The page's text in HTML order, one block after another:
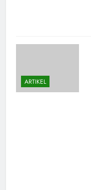
ARTIKEL